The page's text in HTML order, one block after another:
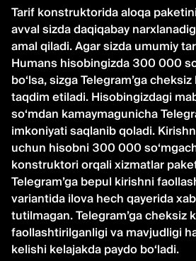
Tarif konstruktorida aloqa
avval sizda daqiqabay
amal qiladi. Agar sizda umumiy
Humans hisobingizda 300 000
bo‘lsa, sizga Telegram’ga
taqdim etiladi. Hisobingizdagi
so‘mdan kamaymagunicha
imkoniyati saqlanib qoladi.
uchun hisobni 300 000
konstruktori orqali xizmatlar
Telegram’ga bepul kirishni
variantida ilova hech qayerida
tutilmagan. Telegram’ga cheksiz
faollashtirilganligi va mavjudligi
kelishi kelajakda paydo bo‘ladi.